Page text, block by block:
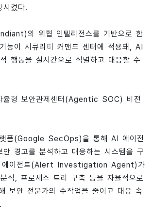
시켰다.
의 위협 인텔리전스를 기반으로 한
능이 시큐리티 커맨드 센터에 적용돼, AI
행동을 실시간으로 식별하고 대응할 수
율형 보안관제센터(Agentic SOC) 비전
폼(Google SecOps)을 통해 AI 에이전
안 경고를 분석하고 대응하는 시스템을 구
에이전트(Alert Investigation Agent)가
석, 프로세스 트리 구축 등을 자율적으로
보안 전문가의 수작업을 줄이고 대응 속